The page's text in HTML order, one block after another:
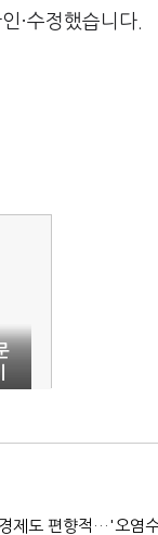
·수정했습니다.
제도 편향적…'오염